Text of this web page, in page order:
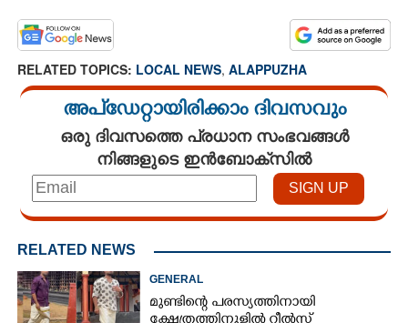
RELATED TOPICS: LOCAL NEWS, ALAPPUZHA
അപ്ഡേറ്റായിരിക്കാം ദിവസവും
ഒരു ദിവസത്തെ പ്രധാന സംഭവങ്ങൾ
നിങ്ങളുടെ ഇൻബോക്സിൽ
RELATED NEWS
GENERAL
മുണ്ടിന്റെ പരസ്യത്തിനായി